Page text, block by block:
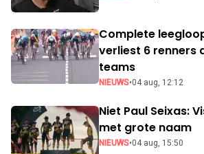
Complete
verliest 6 renners
teams
NIEUWS•04 aug, 12:12
Niet Paul Seixas:
met grote naam
NIEUWS•04 aug, 15:50